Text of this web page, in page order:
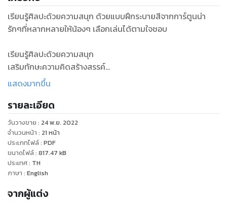
เรียนรู้ศิลปะด้วยความสนุก ด้วยแบบฝึกระบายสีจากการ์ตูนน่า
รักๆที่หลากหลายให้น้องๆ เลือกเล่นได้ตามใจชอบ
เรียนรู้ศิลปะด้วยความสนุก
เสริมทักษะความคิดสร้างสรรค์
พัฒนาสมองและจินตนาการของน้องๆ
ให้น้องๆ ได้เลือกเล่นตามใจชอบ
เหมาะสำหรับหนูน้อย ระดับเตรียมอนุบาลขึ้นไป
These cute coloring pages features many cute cartoons
and each cute coloring page is hand-drawn in large bold
lines that is also perfect for small children.
These adorable and printable cute coloring pages will
แสดงมากขึ้น
รายละเอียด
วันวางขาย : 24 พ.ย. 2022
จำนวนหน้า : 21 หน้า
ประเภทไฟล์: PDF
ขนาดไฟล์: 817.47 kB
ประเทศ: TH
ภาษา : English
จากผู้แต่ง